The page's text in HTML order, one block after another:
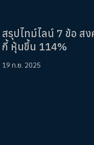
สรุปไทม์ไลน์ 7 ข้อ ส
กี้ หุ้นขึ้น 114%
19 ก.ย. 2025